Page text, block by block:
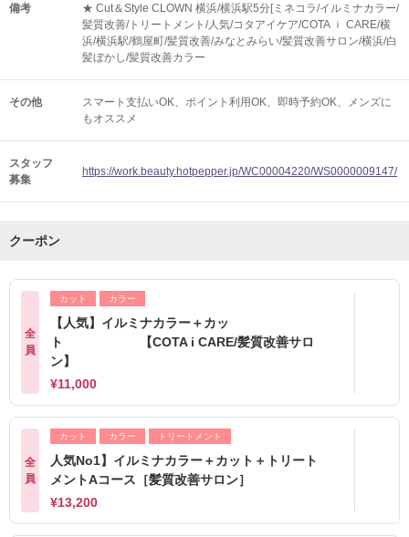
備考
★ Cut＆Style CLOWN 横浜/横浜駅5分[ミネコラ/イルミナカラー/
髪質改善/トリートメント/人気/コタアイケア/COTA ｉ CARE/横
浜/横浜駅/鶴屋町/髪質改善/みなとみらい/髪質改善サロン/横浜/白
髪ぼかし/髪質改善カラー
その他 スマート支払いOK ポイント利用OK 即時予約OK
メンズに
もオススメ
スタッフ
募集
https://work.beauty.hotpepper.jp/WC00004220/WS0000009147/
クーポン
全
員
カット カラー
【人気】イルミナカラー＋カッ
ト 【COTA i CARE/髪質改善サロ
ン】
¥11,000
全
員
カット カラー トリートメント
人気No1】イルミナカラー＋カット＋トリート
メントAコース［髪質改善サロン］
¥13,200